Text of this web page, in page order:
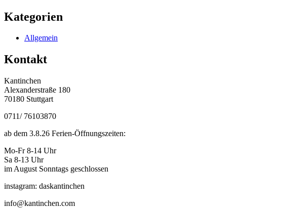
Kategorien
Allgemein
Kontakt
Kantinchen
Alexanderstraße 180
70180 Stuttgart
0711/ 76103870
ab dem 3.8.26 Ferien-Öffnungszeiten:
Mo-Fr 8-14 Uhr
Sa 8-13 Uhr
im August Sonntags geschlossen
instagram: daskantinchen
info@kantinchen.com